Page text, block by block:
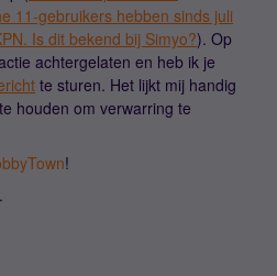
11-gebruikers hebben sinds juli
Is dit bekend bij Simyo?). Op
achtergelaten en heb ik je
te sturen. Het lijkt mij handig
houden om verwarring te
!